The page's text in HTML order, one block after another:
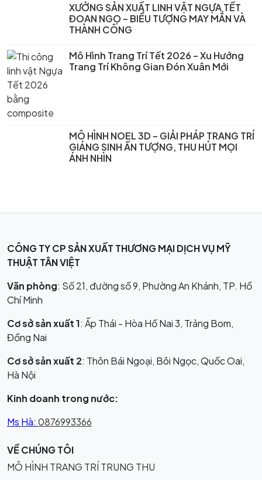
XƯỞNG SẢN XUẤT LINH VẬT NGỰA TẾT
ĐOAN NGỌ – BIỂU TƯỢNG MAY MẮN VÀ
THÀNH CÔNG
Mô Hình Trang Trí Tết 2026 – Xu Hướng
Trang Trí Không Gian Đón Xuân Mới
MÔ HÌNH NOEL 3D – GIẢI PHÁP TRANG TRÍ
GIÁNG SINH ẤN TƯỢNG, THU HÚT MỌI
ÁNH NHÌN
CÔNG TY CP SẢN XUẤT THƯƠNG MẠI DỊCH VỤ MỸ
THUẬT TÂN VIỆT
Văn phòng: Số 21, đường số 9, Phường An Khánh, TP. Hồ
Chí Minh
Cơ sở sản xuất 1: Ấp Thái - Hòa Hố Nai 3, Trảng Bom,
Đồng Nai
Cơ sở sản xuất 2: Thôn Bái Ngoại, Bôi Ngọc, Quốc Oai,
Hà Nội
Kinh doanh trong nước:
Ms Hà: 0876993366
VỀ CHÚNG TÔI
MÔ HÌNH TRANG TRÍ TRUNG THU